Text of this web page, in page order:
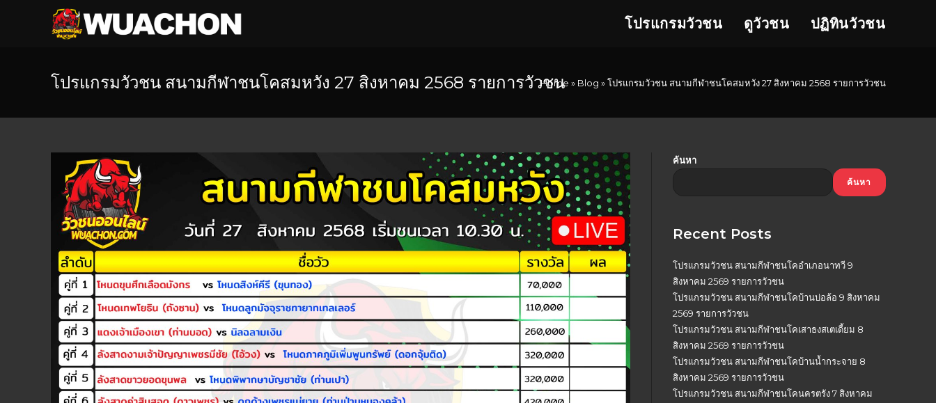
โปรแกรมวัวชน ดูวัวชน ปฏิทินวัวชน
โปรแกรมวัวชน สนามกีฬาชนโคสมหวัง 27 สิงหาคม 2568 รายการวัวชน
Home » Blog »โปรแกรมวัวชน สนามกีฬาชนโคสมหวัง 27 สิงหาคม 2568 รายการวัวชน
ค้นหา
ค้นหา
Recent Posts
โปรแกรมวัวชน สนามกีฬาชนโคอำเภอนาทวี 9
สิงหาคม 2569 รายการวัวชน
โปรแกรมวัวชน สนามกีฬาชนโคบ้านบ่อล้อ 9 สิงหาคม
2569 รายการวัวชน
โปรแกรมวัวชน สนามกีฬาชนโคเสาธงสเตเดี้ยม 8
สิงหาคม 2569 รายการวัวชน
โปรแกรมวัวชน สนามกีฬาชนโคบ้านน้ำกระจาย 8
สิงหาคม 2569 รายการวัวชน
โปรแกรมวัวชน สนามกีฬาชนโคนครตรัง 7 สิงหาคม